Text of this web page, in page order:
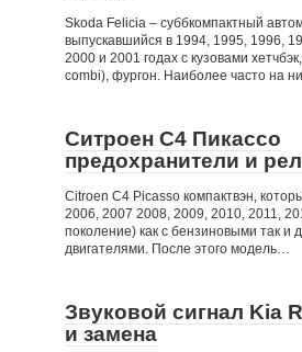
Skoda Felicia – суббкомпактный
выпускавшийся в 1994, 1995, 1996,
2000 и 2001 годах с кузовами
combi), фургон. Наиболее часто на
Ситроен С4 Пикассо
предохранители и
Citroen C4 Picasso компактвэн,
2006, 2007 2008, 2009, 2010, 2011,
поколение) как с бензиновыми так и
двигателями. После этого модель…
Звуковой сигнал Kia
и замена